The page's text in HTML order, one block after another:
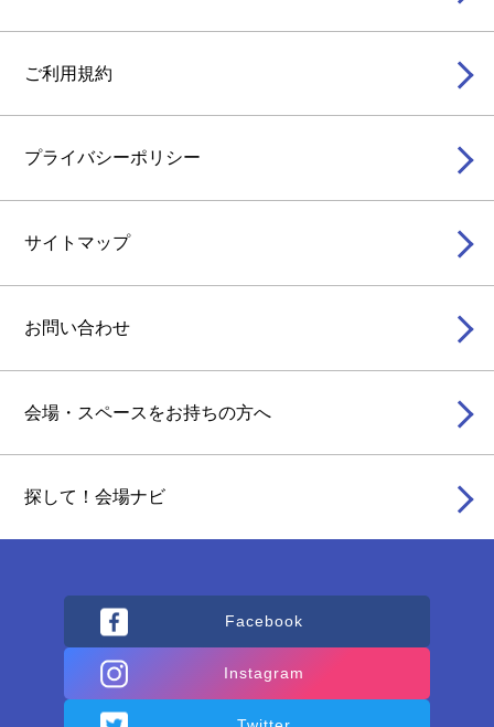
ご利用規約
プライバシーポリシー
サイトマップ
お問い合わせ
会場・スペースをお持ちの方へ
探して！会場ナビ
Facebook
Instagram